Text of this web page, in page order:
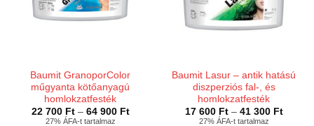
Baumit GranoporColor
műgyanta kötőanyagú
homlokzatfesték
22 700 Ft – 64 900 FtÁrtartomány:
27% ÁFA-t tartalmaz
Baumit Lasur – antik hatású
diszperziós fal-, és
homlokzatfesték
17 600 Ft – 41 300 Ft
27% ÁFA-t tartalmaz